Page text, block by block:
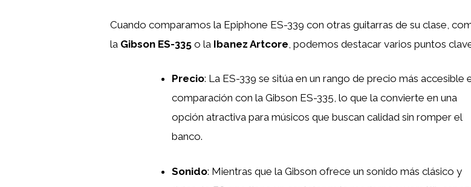
Cuando comparamos la Epiphone ES-339 con otras guitarras de su clase,
la Gibson ES-335 o la Ibanez Artcore , podemos destacar varios puntos
Precio: La ES-339 se sitúa en un rango de precio más accesible
comparación con la Gibson ES-335, lo que la convierte en una
opción atractiva para músicos que buscan calidad sin romper el
banco.
Sonido: Mientras que la Gibson ofrece un sonido más clásico y